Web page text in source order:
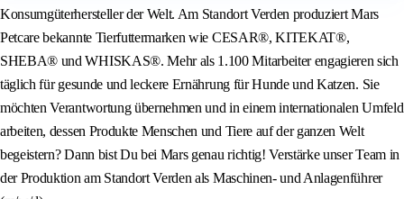
Konsumgüterhersteller der Welt. Am Standort Verden produziert Mars
Petcare bekannte Tierfuttermarken wie CESAR®, KITEKAT®,
SHEBA® und WHISKAS®. Mehr als 1.100 Mitarbeiter engagieren sich
täglich für gesunde und leckere Ernährung für Hunde und Katzen. Sie
möchten Verantwortung übernehmen und in einem internationalen Umfeld
arbeiten, dessen Produkte Menschen und Tiere auf der ganzen Welt
begeistern? Dann bist Du bei Mars genau richtig! Verstärke unser Team in
der Produktion am Standort Verden als Maschinen- und Anlagenführer